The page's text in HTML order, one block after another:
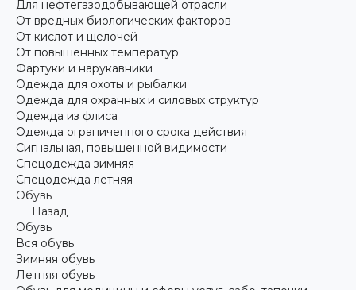
Для нефтегазодобывающей отрасли
От вредных биологических факторов
От кислот и щелочей
От повышенных температур
Фартуки и нарукавники
Одежда для охоты и рыбалки
Одежда для охранных и силовых структур
Одежда из флиса
Одежда ограниченного срока действия
Сигнальная, повышенной видимости
Спецодежда зимняя
Спецодежда летняя
Обувь
Назад
Обувь
Вся обувь
Зимняя обувь
Летняя обувь